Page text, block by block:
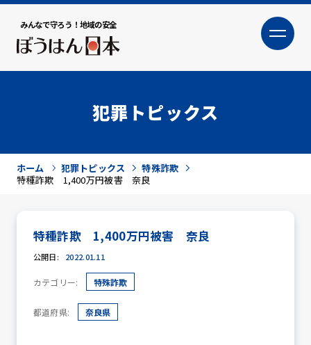
みんなで守ろう！地域の安全
大
防犯活動ニュース
犯罪トピックス
ホーム 犯罪トピックス
特殊詐欺
特種詐欺 1,400万円被害 奈良
特種詐欺 1,400万円被害 奈良
公開日: 2022.01.11
カテゴリー: 特殊詐欺
都道府県: 奈良県